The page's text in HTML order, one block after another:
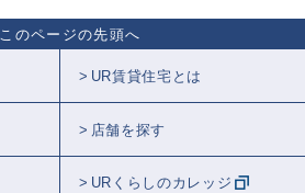
このページの先頭へ
UR賃貸住宅とは
店舗を探す
URくらしのカレッジ